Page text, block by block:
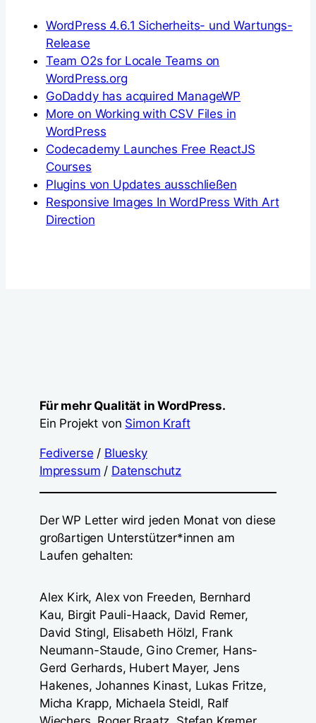
WordPress 4.6.1 Sicherheits- und Wartungs-
Release
Team O2s for Locale Teams on
WordPress.org
GoDaddy has acquired ManageWP
More on Working with CSV Files in
WordPress
Codecademy Launches Free ReactJS
Courses
Plugins von Updates ausschließen
Responsive Images In WordPress With Art
Direction
Für mehr Qualität in WordPress.
Ein Projekt von Simon Kraft
Fediverse / Bluesky
Impressum / Datenschutz
Der WP Letter wird jeden Monat von diese
großartigen Unterstützer*innen am
Laufen gehalten:
Alex Kirk, Alex von Freeden, Bernhard
Kau, Birgit Pauli-Haack, David Remer,
David Stingl, Elisabeth Hölzl, Frank
Neumann-Staude, Gino Cremer, Hans-
Gerd Gerhards, Hubert Mayer, Jens
Hakenes, Johannes Kinast, Lukas Fritze,
Micha Krapp, Michaela Steidl, Ralf